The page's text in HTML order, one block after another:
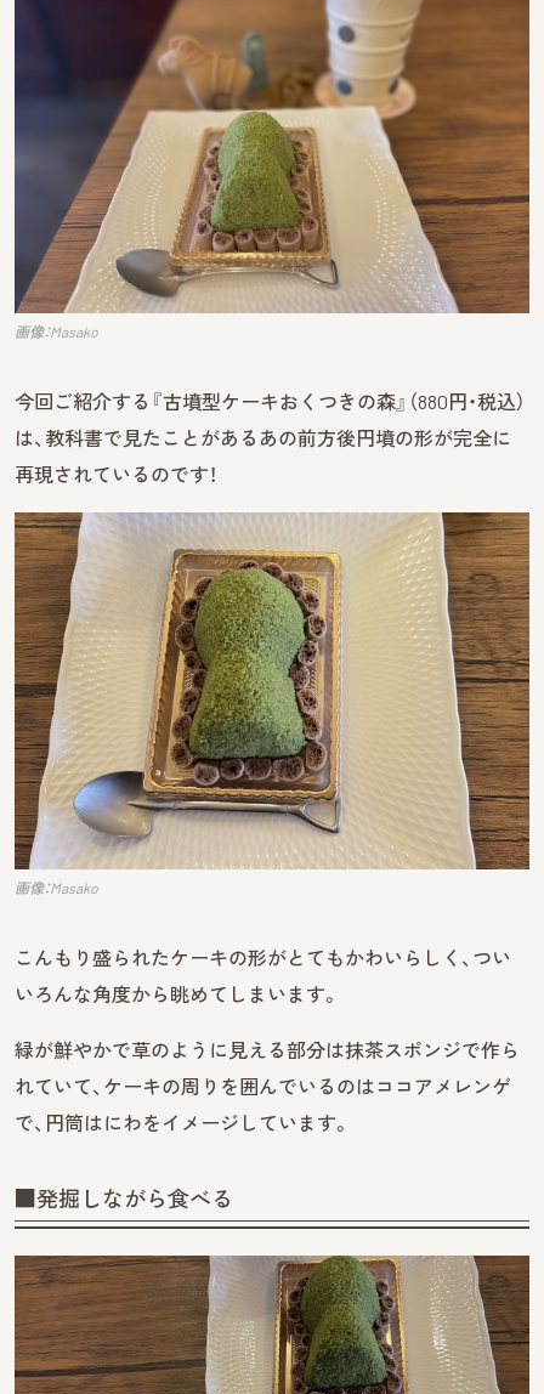
画像：Masako
今回ご紹介する『古墳型ケーキおくつきの森』（880円・税込）
は、教科書で見たことがあるあの前方後円墳の形が完全に
再現されているのです！
画像：Masako
こんもり盛られたケーキの形がとてもかわいらしく、つい
いろんな角度から眺めてしまいます。
緑が鮮やかで草のように見える部分は抹茶スポンジで作ら
れていて、ケーキの周りを囲んでいるのはココアメレンゲ
で、円筒はにわをイメージしています。
■発掘しながら食べる